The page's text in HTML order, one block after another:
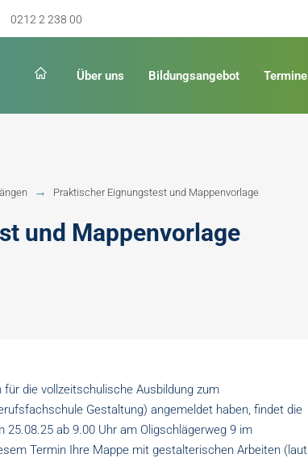
0212 2 238 00
Über uns Bildungsangebot
Keinen Abschluss
Fachoberschulreife
Termine
Praktischer Eignungstest und Mappenvorlage
und Mappenvorlage
die vollzeitschulische Ausbildung zum
Gestaltung) angemeldet haben, findet die
ab 9.00 Uhr am Oligschlägerweg 9 im
Termin Ihre Mappe mit gestalterischen Arbeiten (laut